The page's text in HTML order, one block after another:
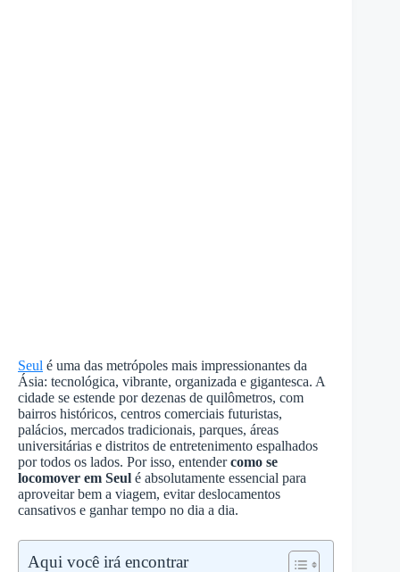
Seul é uma das metrópoles mais impressionantes da
Ásia: tecnológica, vibrante, organizada e gigantesca. A
cidade se estende por dezenas de quilômetros, com
bairros históricos, centros comerciais futuristas,
palácios, mercados tradicionais, parques, áreas
universitárias e distritos de entretenimento espalhados
por todos os lados. Por isso, entendercomo se
locomover em Seul é absolutamente essencial para
aproveitar bem a viagem, evitar deslocamentos
cansativos e ganhar tempo no dia a dia.
Aqui você irá encontrar